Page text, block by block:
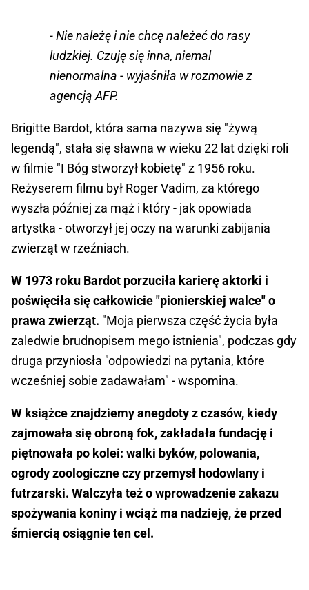
- Nie należę i nie chcę należeć do rasy
ludzkiej. Czuję się inna, niemal
nienormalna - wyjaśniła w rozmowie z
agencją AFP.
Brigitte Bardot, która sama nazywa się "żywą
legendą", stała się sławna w wieku 22 lat dzięki roli
w filmie "I Bóg stworzył kobietę" z 1956 roku.
Reżyserem filmu był Roger Vadim, za którego
wyszła później za mąż i który - jak opowiada
artystka - otworzył jej oczy na warunki zabijania
zwierząt w rzeźniach.
W 1973 roku Bardot porzuciła karierę aktorki i
poświęciła się całkowicie "pionierskiej walce" o
prawa zwierząt. "Moja pierwsza część życia była
zaledwie brudnopisem mego istnienia", podczas gdy
druga przyniosła "odpowiedzi na pytania, które
wcześniej sobie zadawałam" - wspomina.
W książce znajdziemy anegdoty z czasów, kiedy
zajmowała się obroną fok, zakładała fundację i
piętnowała po kolei: walki byków, polowania,
ogrody zoologiczne czy przemysł hodowlany i
futrzarski. Walczyła też o wprowadzenie zakazu
spożywania koniny i wciąż ma nadzieję, że przed
śmiercią osiągnie ten cel.